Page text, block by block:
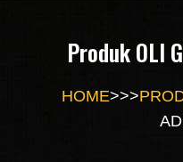
Produk OLI
HOME>>>